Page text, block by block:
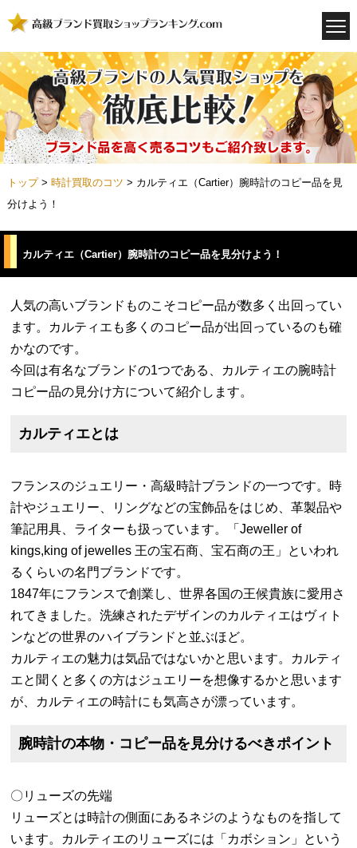
トップ> 時計買取のコツ > カルティエ（Cartier）腕時計のコピー品を見
分けよう！
カルティエ（Cartier）腕時計のコピー品を見分けよう！
人気の高いブランドものこそコピー品が数多く出回ってい
ます。カルティエも多くのコピー品が出回っているのも確
かなのです。
今回は有名なブランドの1つである、カルティエの腕時計
コピー品の見分け方について紹介します。
カルティエとは
フランスのジュエリー・高級時計ブランドの一つです。時
計やジュエリー、リングなどの宝飾品をはじめ、革製品や
筆記用具、ライターも扱っています。「Jeweller of
kings,king of jewelles 王の宝石商、宝石商の王」といわれ
るくらいの名門ブランドです。
1847年にフランスで創業し、世界各国の王候貴族に愛用さ
れてきました。洗練されたデザインのカルティエはヴィト
ンなどの世界のハイブランドと並ぶほど。
カルティエの魅力は気品ではないかと思います。カルティ
エと聞くと多くの方はジュエリーを想像するかと思います
が、カルティエの時計にも気高さが漂っています。
腕時計の本物・コピー品を見分けるべきポイント
〇リューズの先端
リューズとは時計の側面にあるネジのようなものを指して
います。カルティエのリューズには「カボション」という